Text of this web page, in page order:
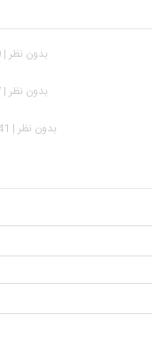
بدون نظر | 220 بازدید
بدون نظر | 757 بازدید
بدون نظر | 3,141 بازدید